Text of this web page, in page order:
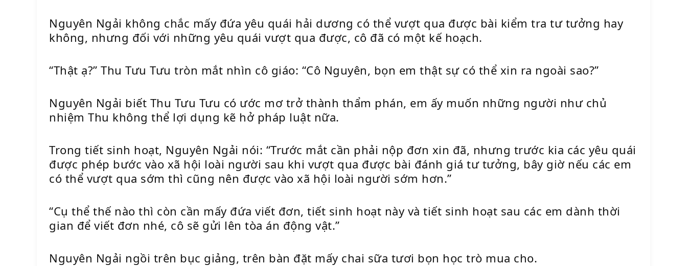
Nguyên Ngải không chắc mấy đứa yêu quái hải dương có thể vượt qua được bài kiểm tra tư tưởng hay
không, nhưng đối với những yêu quái vượt qua được, cô đã có một kế hoạch.
“Thật ạ?” Thu Tưu Tưu tròn mắt nhìn cô giáo: “Cô Nguyên, bọn em thật sự có thể xin ra ngoài sao?”
Nguyên Ngải biết Thu Tưu Tưu có ước mơ trở thành thẩm phán, em ấy muốn những người như chủ
nhiệm Thu không thể lợi dụng kẽ hở pháp luật nữa.
Trong tiết sinh hoạt, Nguyên Ngải nói: “Trước mắt cần phải nộp đơn xin đã, nhưng trước kia các yêu quái
được phép bước vào xã hội loài người sau khi vượt qua được bài đánh giá tư tưởng, bây giờ nếu các em
có thể vượt qua sớm thì cũng nên được vào xã hội loài người sớm hơn.”
“Cụ thể thế nào thì còn cần mấy đứa viết đơn, tiết sinh hoạt này và tiết sinh hoạt sau các em dành thời
gian để viết đơn nhé, cô sẽ gửi lên tòa án động vật.”
Nguyên Ngải ngồi trên bục giảng, trên bàn đặt mấy chai sữa tươi bọn học trò mua cho.